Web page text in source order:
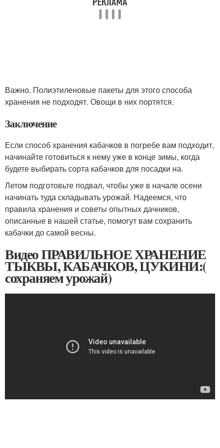
Важно. Полиэтиленовые пакеты для этого способа
хранения не подходят. Овощи в них портятся.
Заключение
Если способ хранения кабачков в погребе вам подходит,
начинайте готовиться к нему уже в конце зимы, когда
будете выбирать сорта кабачков для посадки на.
Летом подготовьте подвал, чтобы уже в начале осени
начинать туда складывать урожай. Надеемся, что
правила хранения и советы опытных дачников,
описанные в нашей статье, помогут вам сохранить
кабачки до самой весны.
Видео ПРАВИЛЬНОЕ ХРАНЕНИЕ
ТЫКВЫ, КАБАЧКОВ, ЦУКИНИ:(
сохраняем урожай)